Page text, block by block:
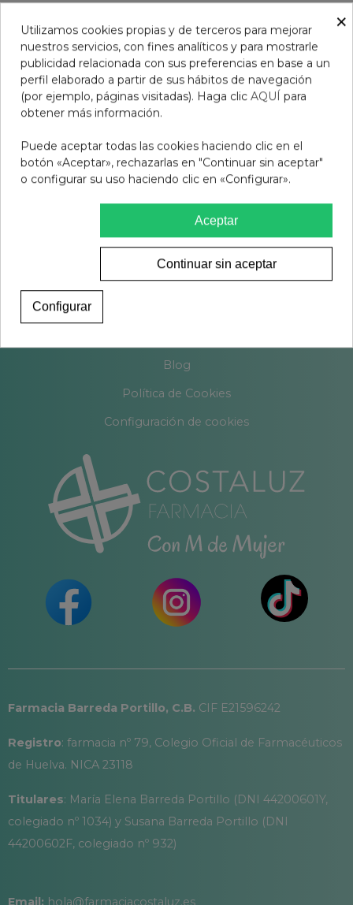
Aviso legal
Condiciones de venta
Condiciones productos Covid-19
Resolución Litigios en Línea
Política de Privacidad
Contacto
Blog
Política de Cookies
Configuración de cookies
Farmacia Barreda Portillo, C.B. CIF E21596242
Registro: farmacia nº 79, Colegio Oficial de Farmacéuticos
de Huelva. NICA 23118
Titulares: María Elena Barreda Portillo (DNI 44200601Y,
colegiado nº 1034) y Susana Barreda Portillo (DNI
44200602F, colegiado nº 932)
Email: hola@farmaciacostaluz.es
×
Utilizamos cookies propias y de terceros para mejorar
nuestros servicios, con fines analíticos y para mostrarle
publicidad relacionada con sus preferencias en base a un
perfil elaborado a partir de sus hábitos de navegación
(por ejemplo, páginas visitadas). Haga clic AQUÍ para
obtener más información.
Puede aceptar todas las cookies haciendo clic en el
botón «Aceptar», rechazarlas en "Continuar sin aceptar"
o configurar su uso haciendo clic en «Configurar».
Aceptar
Continuar sin aceptar
Configurar